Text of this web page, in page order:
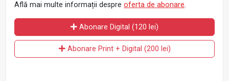
Află mai multe informații despre oferta de abonare.
Abonare Digital (120 lei)
Abonare Print + Digital (200 lei)